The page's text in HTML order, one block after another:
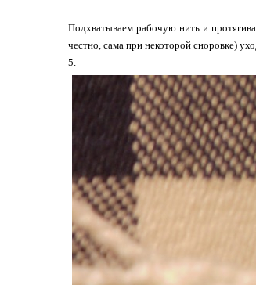
Подхватываем рабочую нить и
честно, сама при некоторой сноровке)
5.